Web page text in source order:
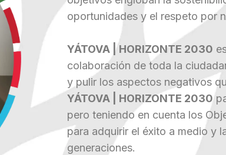
oportunidades y el respeto por
YÁTOVA | HORIZONTE 2030
colaboración de toda la
y pulir los aspectos negativos
YÁTOVA | HORIZONTE 2030
pero teniendo en cuenta los
para adquirir el éxito a medio y
generaciones.